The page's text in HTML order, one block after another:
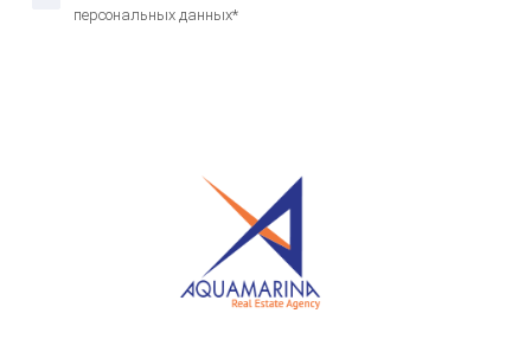
персональных данных*